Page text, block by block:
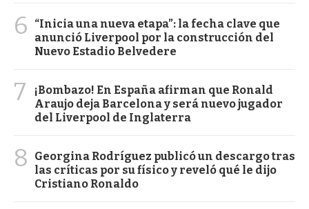
6
“Inicia una nueva etapa”: la fecha clave que
anunció Liverpool por la construcción del
Nuevo Estadio Belvedere
7
¡Bombazo! En España afirman que Ronald
Araujo deja Barcelona y será nuevo jugador
del Liverpool de Inglaterra
8
Georgina Rodríguez publicó un descargo tras
las críticas por su físico y reveló qué le dijo
Cristiano Ronaldo